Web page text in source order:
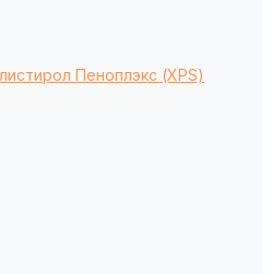
Пеноплэкс (XPS)